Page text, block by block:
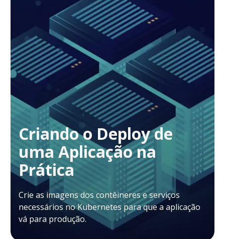
Criando o Deploy de
uma Aplicação na
Prática
Crie as imagens dos contêineres e serviços
necessários no Kubernetes para que a aplicação
vá para produção.